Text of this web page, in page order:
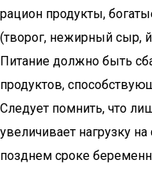
рацион продукты,
(творог, нежирный сыр,
Питание должно быть
продуктов,
Следует помнить, что
увеличивает нагрузку
позднем сроке